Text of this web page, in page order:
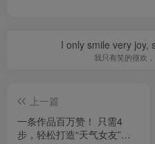
I only smile very joy,
我只有笑的很欢
上一篇
一条作品百万赞！ 只需4
步，轻松打造“天气女友”千